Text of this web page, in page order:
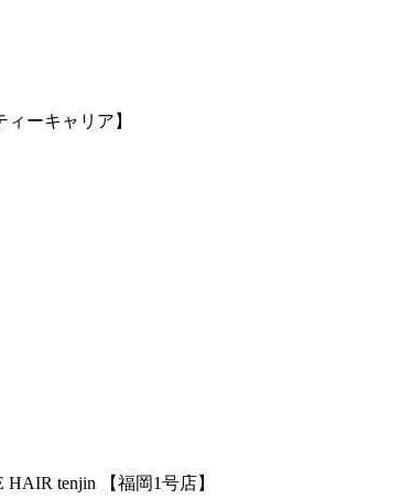
ーキャリア】
HAIR tenjin 【福岡1号店】